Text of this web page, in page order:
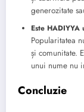
generozitate
Este HADIYYA
Popularitatea
și comunitate.
unui nume nu
Concluzie